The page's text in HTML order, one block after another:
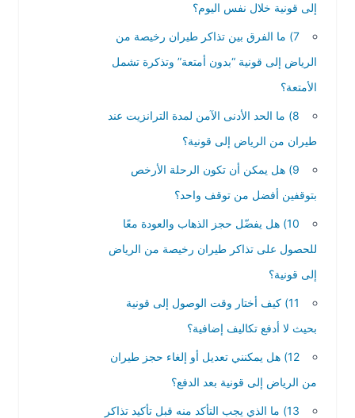
إلى قونية خلال نفس اليوم؟
7) ما الفرق بين تذاكر طيران رخيصة من
الرياض إلى قونية “بدون أمتعة” وتذكرة تشمل
الأمتعة؟
8) ما الحد الأدنى الآمن لمدة الترانزيت عند
طيران من الرياض إلى قونية؟
9) هل يمكن أن تكون الرحلة الأرخص
بتوقفين أفضل من توقف واحد؟
10) هل يفضّل حجز الذهاب والعودة معًا
للحصول على تذاكر طيران رخيصة من الرياض
إلى قونية؟
11) كيف أختار وقت الوصول إلى قونية
بحيث لا أدفع تكاليف إضافية؟
12) هل يمكنني تعديل أو إلغاء حجز طيران
من الرياض إلى قونية بعد الدفع؟
13) ما الذي يجب التأكد منه قبل تأكيد تذاكر